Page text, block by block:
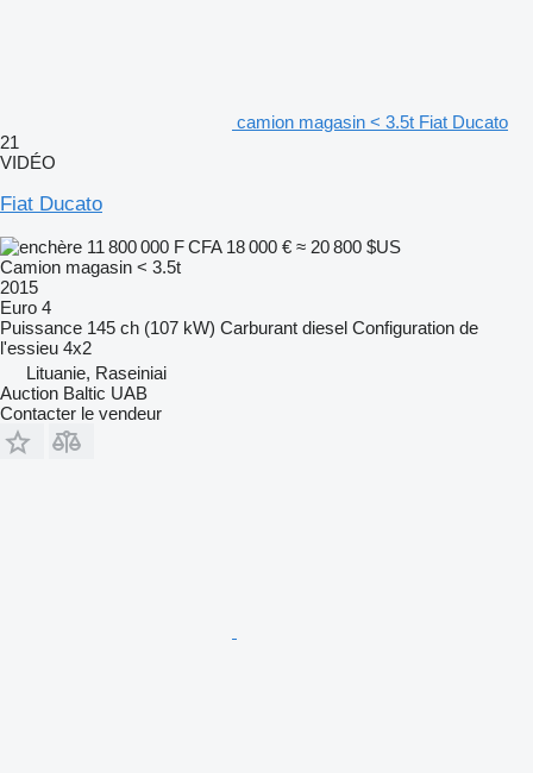
camion magasin < 3.5t Fiat Ducato
21
VIDÉO
Fiat Ducato
11 800 000 F CFA 18 000 € ≈ 20 800 $US
Camion magasin < 3.5t
2015
Euro 4
Puissance 145 ch (107 kW) Carburant diesel Configuration de
l'essieu 4x2
Lituanie, Raseiniai
Auction Baltic UAB
Contacter le vendeur